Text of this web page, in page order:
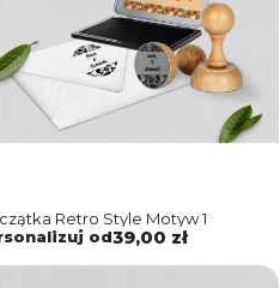
Retro Style Motyw 1
od39,00 zł